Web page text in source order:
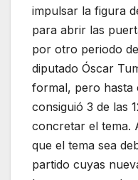
impulsar la figura
para abrir las
por otro periodo
diputado Óscar
formal, pero hasta
consiguió 3 de las
concretar el tema.
que el tema sea
partido cuyas